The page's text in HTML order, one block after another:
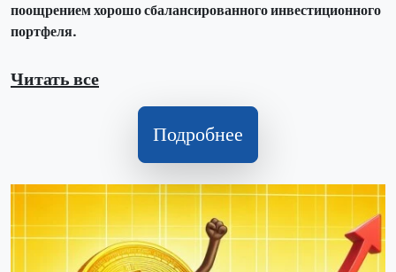
поощрением хорошо сбалансированного инвестиционного
портфеля.
Читать все
Подробнее